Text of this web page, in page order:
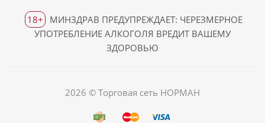
18+
МИНЗДРАВ ПРЕДУПРЕЖДАЕТ: ЧЕРЕЗМЕРНОЕ
УПОТРЕБЛЕНИЕ АЛКОГОЛЯ ВРЕДИТ ВАШЕМУ
ЗДОРОВЬЮ
2026 © Торговая сеть НОРМАН